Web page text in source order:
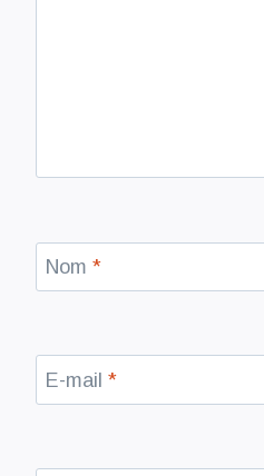
Nom *
E-mail *